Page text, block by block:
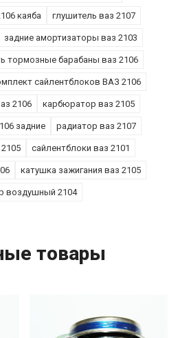
каяба глушитель ваз 2107
задние амортизаторы ваз 2103
тормозные барабаны ваз 2106
сайлентблоков ВАЗ 2106
2106 карбюратор ваз 2105
задние радиатор ваз 2107
сайлентблоки ваз 2101
катушка зажигания ваз 2105
воздушный 2104
товары